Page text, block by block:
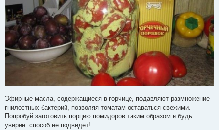
Эфирные масла, содержащиеся в горчице, подавляют размножение
гнилостных бактерий, позволяя томатам оставаться свежими.
Попробуй заготовить порцию помидоров таким образом и будь
уверен: способ не подведет!